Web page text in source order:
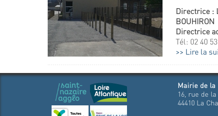
Directrice :
BOUHIRON
Directrice
Tél: 02 40
Lire la
Mairie de la
16, rue de
44410 La